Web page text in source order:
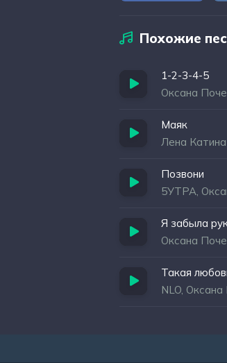
Похожие
1-2-3-4-5
Оксана
Маяк
Лена Катина
Позвони
5УТРА,
Я забыла
Оксана
Такая
NLO,